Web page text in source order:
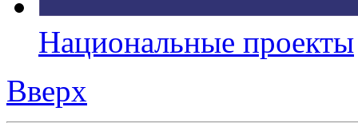
Национальные проекты
Вверх